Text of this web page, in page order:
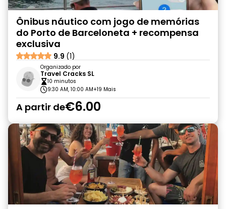
Ônibus náutico com jogo de memórias
do Porto de Barceloneta + recompensa
exclusiva
9.9 (1)
Organizado por
Travel Cracks SL
10 minutos
9:30 AM, 10:00 AM+19 Mais
A partir de€6.00